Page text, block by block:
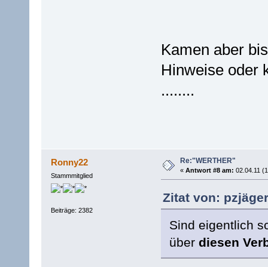
Kamen aber
Hinweise oder
........
Ronny22
Stammmitglied
Beiträge: 2382
Re:"WERTHER"
« Antwort #8 am: 02.04.11
Zitat von:
Sind eigentlich
über diesen